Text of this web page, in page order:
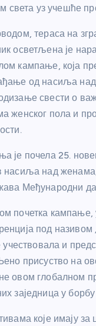
уз учешће
тераса на
осветљена је
кампање, која
од насиља
свести о
женског пола и
је почела 25.
насиља над
Међународни
почетка кампање,
под називом
учествовала и
присуство на
овом глобалном
заједница у
које имају